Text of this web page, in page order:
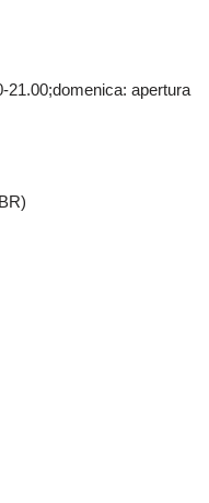
21.00;domenica: apertura